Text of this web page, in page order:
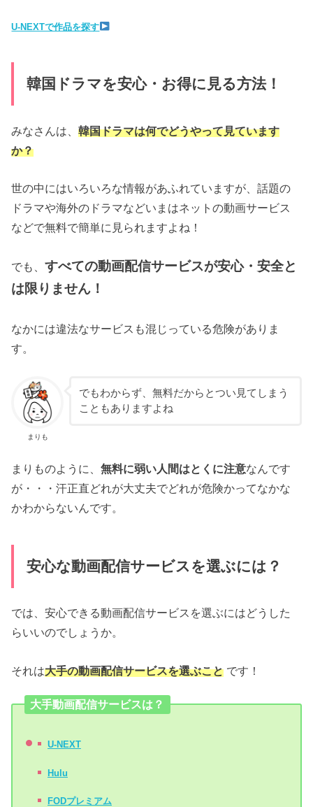
U-NEXTで作品を探す
韓国ドラマを安心・お得に見る方法！
みなさんは、韓国ドラマは何でどうやって見ています
か？
世の中にはいろいろな情報があふれていますが、話題の
ドラマや海外のドラマなどいまはネットの動画サービス
などで無料で簡単に見られますよね！
でも、すべての動画配信サービスが安心・安全と
は限りません！
なかには違法なサービスも混じっている危険がありま
す。
まりも
でもわからず、無料だからとつい見てしまう
こともありますよね
まりものように、無料に弱い人間はとくに注意なんです
が・・・汗正直どれが大丈夫でどれが危険かってなかな
かわからないんです。
安心な動画配信サービスを選ぶには？
では、安心できる動画配信サービスを選ぶにはどうした
らいいのでしょうか。
それは大手の動画配信サービスを選ぶこと です！
大手動画配信サービスは？
U-NEXT
Hulu
FODプレミアム